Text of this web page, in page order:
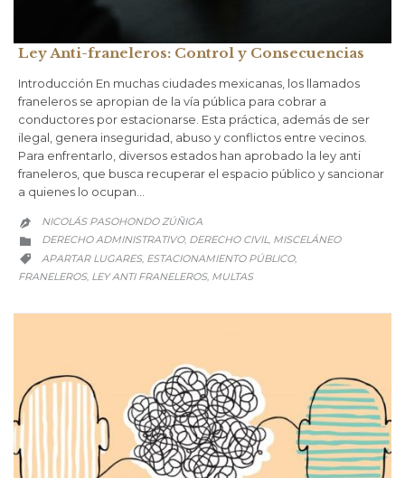
Ley Anti-franeleros: Control y Consecuencias
Introducción En muchas ciudades mexicanas, los llamados
franeleros se apropian de la vía pública para cobrar a
conductores por estacionarse. Esta práctica, además de ser
ilegal, genera inseguridad, abuso y conflictos entre vecinos.
Para enfrentarlo, diversos estados han aprobado la ley anti
franeleros, que busca recuperar el espacio público y sancionar
a quienes lo ocupan…
 NICOLÁS PASOHONDO ZÚÑIGA
 CATEGORY
DERECHO ADMINISTRATIVO, DERECHO CIVIL, MISCELÁNEO
 CATEGORY
APARTAR LUGARES, ESTACIONAMIENTO PÚBLICO,
FRANELEROS, LEY ANTI FRANELEROS, MULTAS